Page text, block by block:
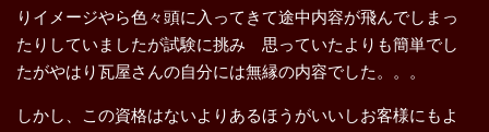
りイメージやら色々頭に入ってきて途中内容が飛んでしまっ
たりしていましたが試験に挑み 思っていたよりも簡単でし
たがやはり瓦屋さんの自分には無縁の内容でした。。。
しかし、この資格はないよりあるほうがいいしお客様にもよ